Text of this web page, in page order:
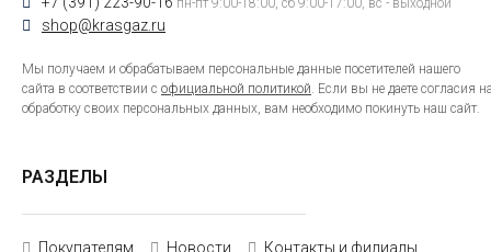
пн-пт 9:00-18:00, сб 9:00-17:00, вс - выходной
shop@krasgaz.ru
Мы получаем и обрабатываем персональные данные посетителей нашего
сайта в соответствии с официальной политикой. Если вы не даете согласия
обработку своих персональных данных, вам необходимо покинуть наш сайт.
РАЗДЕЛЫ
Покупателям Новости Контакты и филиалы